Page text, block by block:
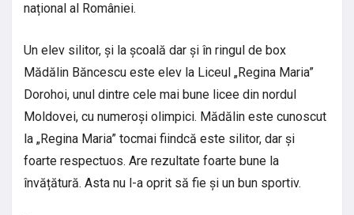
național al României.
Un elev silitor, și la școală dar și în ringul de box
Mădălin Băncescu este elev la Liceul „Regina Maria”
Dorohoi, unul dintre cele mai bune licee din nordul
Moldovei, cu numeroși olimpici. Mădălin este cunoscut
la „Regina Maria” tocmai fiindcă este silitor, dar și
foarte respectuos. Are rezultate foarte bune la
învățătură. Asta nu l-a oprit să fie și un bun sportiv.